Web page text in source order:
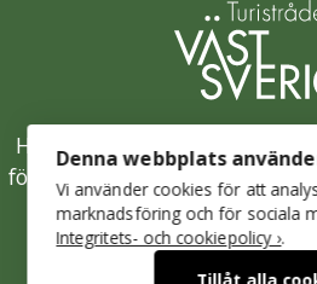
Hållbarhetsklivet är
för en hållbar besöksnäring
Mer om Turistrådet
Denna webbplats
Vi använder cookies för att
marknadsföring och för sociala
Integritets- och cookiepolicy ›.